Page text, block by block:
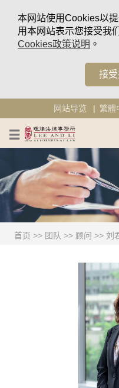
本网站使用Cookies以
用本网站表示您接受我
Cookies政策说明 。
接
网站导览 繁體
首页 >> 团队 >> 顾问 >> 刘